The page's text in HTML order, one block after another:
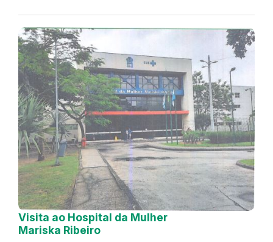
Visita ao Hospital da Mulher
Mariska Ribeiro